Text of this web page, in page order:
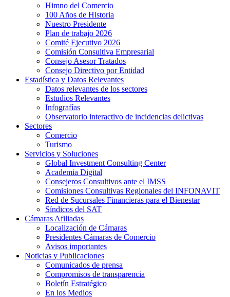
Himno del Comercio
100 Años de Historia
Nuestro Presidente
Plan de trabajo 2026
Comité Ejecutivo 2026
Comisión Consultiva Empresarial
Consejo Asesor Tratados
Consejo Directivo por Entidad
Estadística y Datos Relevantes
Datos relevantes de los sectores
Estudios Relevantes
Infografías
Observatorio interactivo de incidencias delictivas
Sectores
Comercio
Turismo
Servicios y Soluciones
Global Investment Consulting Center
Academia Digital
Consejeros Consultivos ante el IMSS
Comisiones Consultivas Regionales del INFONAVIT
Red de Sucursales Financieras para el Bienestar
Síndicos del SAT
Cámaras Afiliadas
Localización de Cámaras
Presidentes Cámaras de Comercio
Avisos importantes
Noticias y Publicaciones
Comunicados de prensa
Compromisos de transparencia
Boletín Estratégico
En los Medios